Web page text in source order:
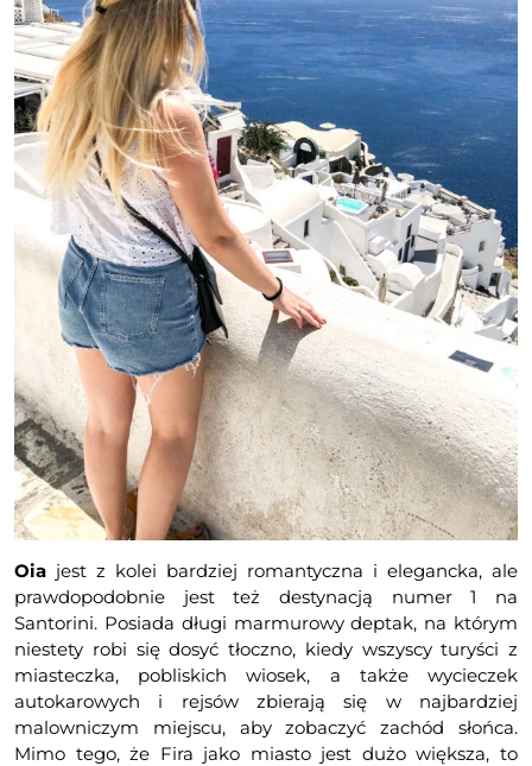
Oia jest z kolei bardziej romantyczna i elegancka, ale
prawdopodobnie jest też destynacją numer 1 na
Santorini. Posiada długi marmurowy deptak, na którym
niestety robi się dosyć tłoczno, kiedy wszyscy turyści z
miasteczka, pobliskich wiosek, a także wycieczek
autokarowych i rejsów zbierają się w najbardziej
malowniczym miejscu, aby zobaczyć zachód słońca.
Mimo tego, że Fira jako miasto jest dużo większa, to